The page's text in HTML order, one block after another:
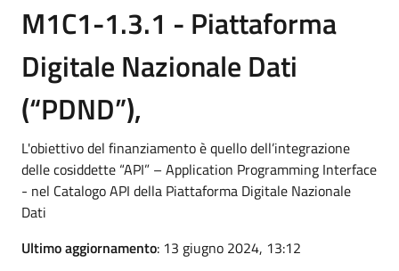
M1C1-1.3.1 - Piattaforma
Digitale Nazionale Dati
(“PDND”),
L'obiettivo del finanziamento è quello dell’integrazione
delle cosiddette “API” – Application Programming Interface
- nel Catalogo API della Piattaforma Digitale Nazionale
Dati
Ultimo aggiornamento: 13 giugno 2024, 13:12